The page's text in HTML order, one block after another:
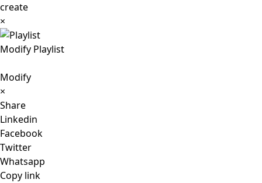
create
×
Modify Playlist
Modify
×
Share
Linkedin
Facebook
Twitter
Whatsapp
Copy link